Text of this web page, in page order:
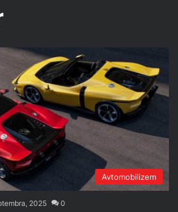
Avtomobilizem
2025 0